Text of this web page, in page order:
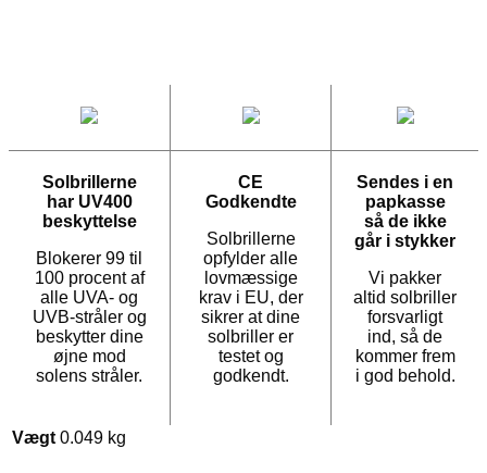
Solbrillerne
har UV400
beskyttelse
Blokerer 99 til
100 procent af
alle UVA- og
UVB-stråler og
beskytter dine
øjne mod
solens stråler.
CE
Godkendte
Solbrillerne
opfylder alle
lovmæssige
krav i EU, der
sikrer at dine
solbriller er
testet og
godkendt.
Sendes i en
papkasse
så de ikke
går i stykker
Vi pakker
altid solbriller
forsvarligt
ind, så de
kommer frem
i god behold.
Vægt 0.049 kg